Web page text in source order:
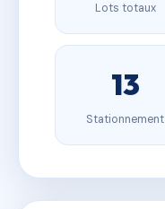
Lots totaux
13
Stationnement